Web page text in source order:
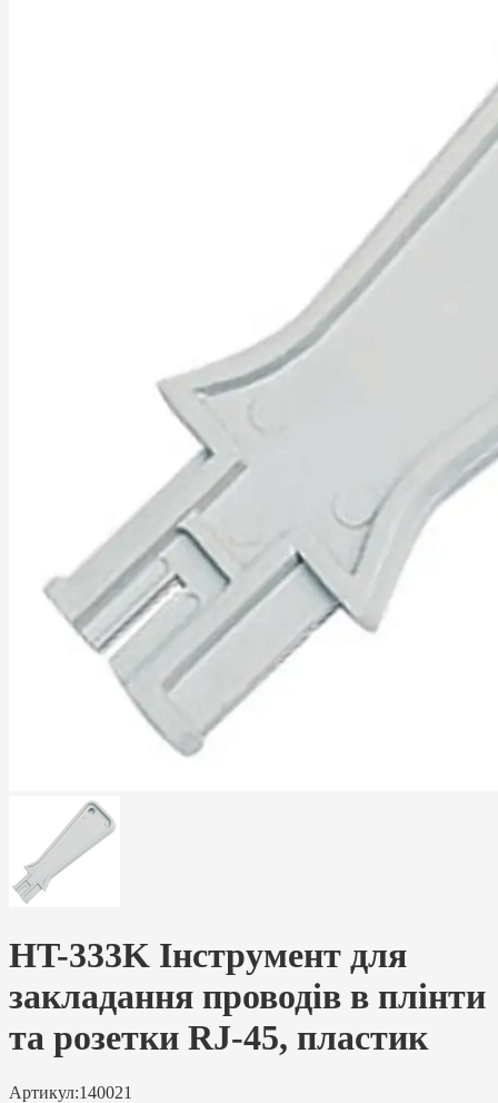
HT-333K Інструмент для
закладання проводів в плінти
та розетки RJ-45, пластик
Артикул:140021